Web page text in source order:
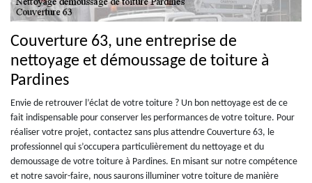
Couverture 63, une entreprise de
nettoyage et démoussage de toiture à
Pardines
Envie de retrouver l’éclat de votre toiture ? Un bon nettoyage est de ce
fait indispensable pour conserver les performances de votre toiture. Pour
réaliser votre projet, contactez sans plus attendre Couverture 63, le
professionnel qui s’occupera particulièrement du nettoyage et du
demoussage de votre toiture à Pardines. En misant sur notre compétence
et notre savoir-faire, nous saurons illuminer votre toiture de manière